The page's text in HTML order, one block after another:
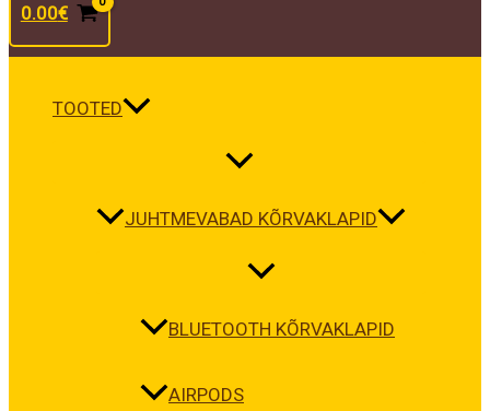
0.00€
TOOTED
JUHTMEVABAD KÕRVAKLAPID
BLUETOOTH KÕRVAKLAPID
AIRPODS